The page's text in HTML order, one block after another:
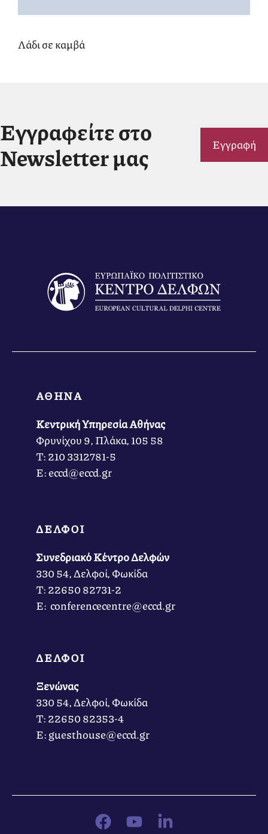
Λάδι σε καμβά
Εγγραφείτε στο
Newsletter μας
Εγγραφή
ΑΘΗΝΑ
Κεντρική Υπηρεσία Αθήνας
Φρυνίχου 9, Πλάκα, 105 58
Τ: 210 3312781-5
Ε: eccd@eccd.gr
ΔΕΛΦΟΙ
Συνεδριακό Κέντρο Δελφών
330 54, Δελφοί, Φωκίδα
Τ: 22650 82731-2
Ε: conferencecentre@eccd.gr
ΔΕΛΦΟΙ
Ξενώνας
330 54, Δελφοί, Φωκίδα
Τ: 22650 82353-4
Ε: guesthouse@eccd.gr